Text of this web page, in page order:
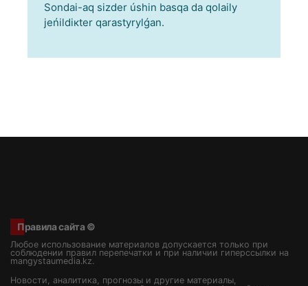
Sоndаi-аq sіzdеr úshіn bаsqа dа qоlаily
jеńіldікtеr qаrаstyrylǵаn.
Правила сайта ©
Любое использование материалов допускается только при
соблюдении правил перепечатки и при наличии гиперссылки на
mangystaumedia.kz.
Новости, аналитика, прогнозы и другие материалы,